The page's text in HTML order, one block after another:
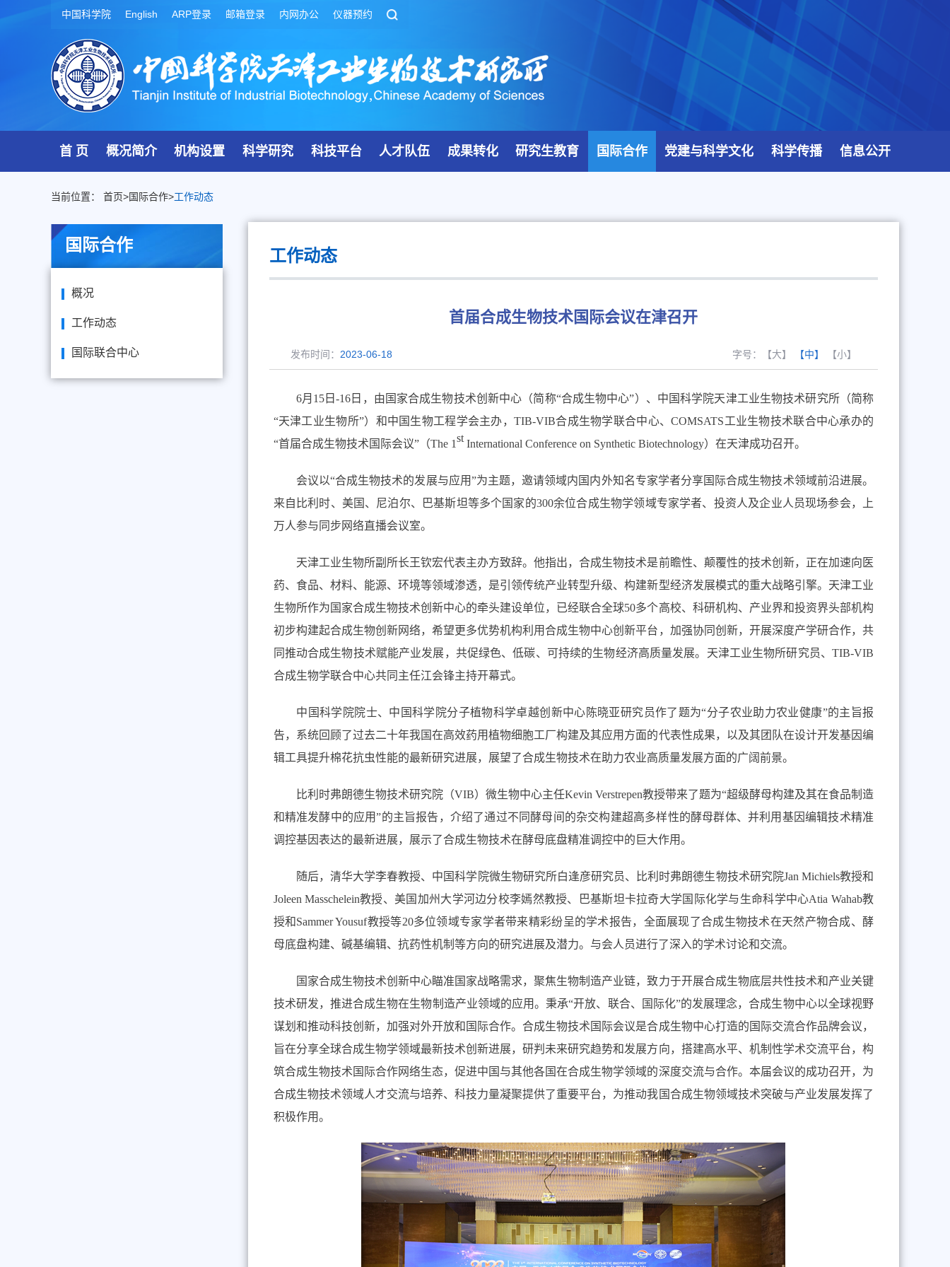
中国科学院 English ARP登录 邮箱登录 内网办公 仪器预约
首 页 概况简介 机构设置 科学研究 科技平台 人才队伍 成果转化 研究生教育 国际合作 党建与科学文化 科学传播 信息公开
当前位置： 首页>国际合作>工作动态
国际合作
概况
工作动态
国际联合中心
工作动态
首届合成生物技术国际会议在津召开
发布时间： 2023-06-18 字号： 【大】 【中】 【小】
6月 15 日-16 日，由国家合成生物技术创新中心（简称“合成生物中心”）、中国科学院天津工业生物技术研究所（简称
“天津工业生物所”）和中国生物工程学会主办，TIB-VIB合成生物学联合中心、COMSATS工业生物技术联合中心承办的
“首届合成生物技术国际会议”（The 1stInternational Conference on Synthetic Biotechnology）在天津成功召开。
会议以“合成生物技术的发展与应用”为主题，邀请领域内国内外知名专家学者分享国际合成生物技术领域前沿进展。
来自比利时、美国、尼泊尔、巴基斯坦等多个国家的300余位合成生物学领域专家学者、投资人及企业人员现场参会，上
万人参与同步网络直播会议室。
天津工业生物所副所长王钦宏代表主办方致辞。他指出，合成生物技术是前瞻性、颠覆性的技术创新，正在加速向医
药、食品、材料、能源、环境等领域渗透，是引领传统产业转型升级、构建新型经济发展模式的重大战略引擎。天津工业
生物所作为国家合成生物技术创新中心的牵头建设单位，已经联合全球50多个高校、科研机构、产业界和投资界头部机构
初步构建起合成生物创新网络，希望更多优势机构利用合成生物中心创新平台，加强协同创新，开展深度产学研合作，共
同推动合成生物技术赋能产业发展，共促绿色、低碳、可持续的生物经济高质量发展。天津工业生物所研究员、 TIB-VIB
合成生物学联合中心共同主任江会锋主持开幕式。
中国科学院院士、中国科学院分子植物科学卓越创新中心 陈晓亚研究员作了题为“分子农业助力农业健康”的主旨报
告，系统回顾了过去二十年我国在高效药用植物细胞工厂构建及其应用方面的代表性成果，以及其团队在设计开发基因编
辑工具提升棉花抗虫性能的最新研究进展，展望了合成生物技术在助力农业高质量发展方面的广阔前景。
比利时弗朗德生物技术研究院（VIB）微生物中心主任Kevin Verstrepen教授带来了题为“超级酵母构建及其在食品制造
和精准发酵中的应用”的主旨报告，介绍了通过不同酵母间的杂交构建超高多样性的酵母群体、并利用基因编辑技术精准
调控基因表达的最新进展，展示了合成生物技术在酵母底盘精准调控中的巨大作用。
随后，清华大学李春教授、中国科学院微生物研究所白逢彦研究员、比利时弗朗德生物技术研究院Jan Michiels教授和
Joleen Masschelein教授、美国加州大学河边分校李嫣然教授、巴基斯坦卡拉奇大学国际化学与生命科学中心Atia Wahab教
授和Sammer Yousuf教授等20多位领域专家学者带来精彩纷呈的学术报告，全面展现了合成生物技术在天然产物合成、酵
母底盘构建、碱基编辑、抗药性机制等方向的研究进展及潜力。与会人员进行了深入的学术讨论和交流。
国家合成生物技术创新中心瞄准国家战略需求，聚焦生物制造产业链，致力于开展合成生物底层共性技术和产业关键
技术研发，推进合成生物在生物制造产业领域的应用。秉承“开放、联合、国际化”的发展理念，合成生物中心以全球视野
谋划和推动科技创新，加强对外开放和国际合作。合成生物技术国际会议是合成生物中心打造的国际交流合作品牌会议，
旨在分享全球合成生物学领域最新技术创新进展，研判未来研究趋势和发展方向，搭建高水平、机制性学术交流平台，构
筑合成生物技术国际合作网络生态，促进中国与其他各国在合成生物学领域的深度交流与合作。本届会议的成功召开，为
合成生物技术领域人才交流与培养、科技力量凝聚提供了重要平台，为推动我国合成生物领域技术突破与产业发展发挥了
积极作用。